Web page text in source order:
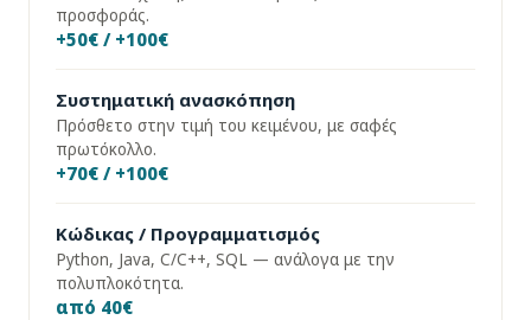
προσφοράς.
+50€ / +100€
Συστηματική ανασκόπηση
Πρόσθετο στην τιμή του κειμένου, με σαφές
πρωτόκολλο.
+70€ / +100€
Κώδικας / Προγραμματισμός
Python, Java, C/C++, SQL — ανάλογα με την
πολυπλοκότητα.
από 40€